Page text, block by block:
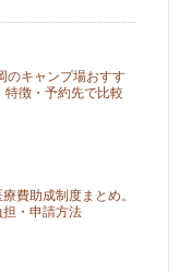
のキャンプ場おすす
徴・予約先で比較
費助成制度まとめ。
・申請方法